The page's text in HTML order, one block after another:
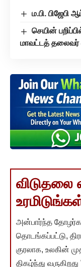
ம.பி. பிஜேபி
செயின்
மாவட்டத் தலைவர்
விடுதலை
அன்பார்ந்த
தொடங்கப்பட்டு,
குரலாக, உலகின்
திகழ்ந்து